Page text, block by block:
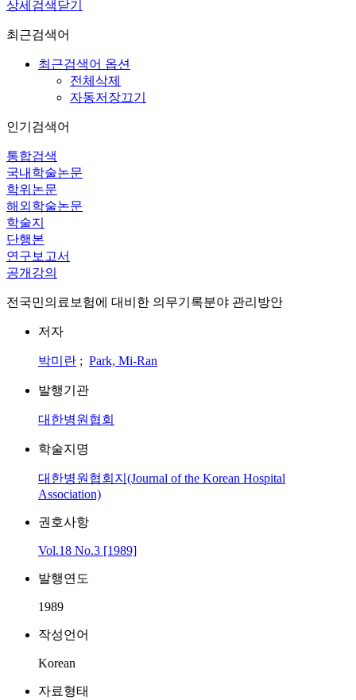
상세검색닫기
최근검색어
최근검색어 옵션
전체삭제
자동저장끄기
인기검색어
통합검색
국내학술논문
학위논문
해외학술논문
학술지
단행본
연구보고서
공개강의
전국민의료보험에 대비한 의무기록분야 관리방안
저자
박미란 ; Park, Mi-Ran
발행기관
대한병원협회
학술지명
대한병원협회지(Journal of the Korean Hospital
Association)
권호사항
Vol.18 No.3 [1989]
발행연도
1989
작성언어
Korean
자료형태